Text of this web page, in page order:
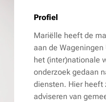
Profiel
Mariëlle heeft de
aan de
het (inter)nationale
onderzoek gedaan
diensten. Hier heeft
adviseren van